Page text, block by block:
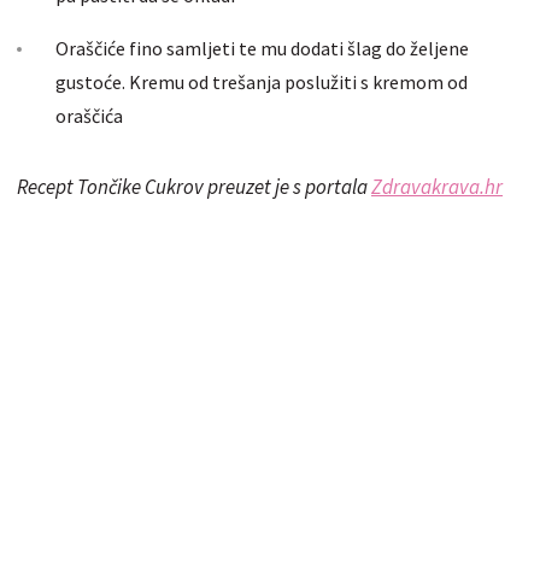
Oraščiće fino samljeti te mu dodati šlag do željene
gustoće. Kremu od trešanja poslužiti s kremom od
oraščića
Recept Tončike Cukrov preuzet je s portalaZdravakrava.hr